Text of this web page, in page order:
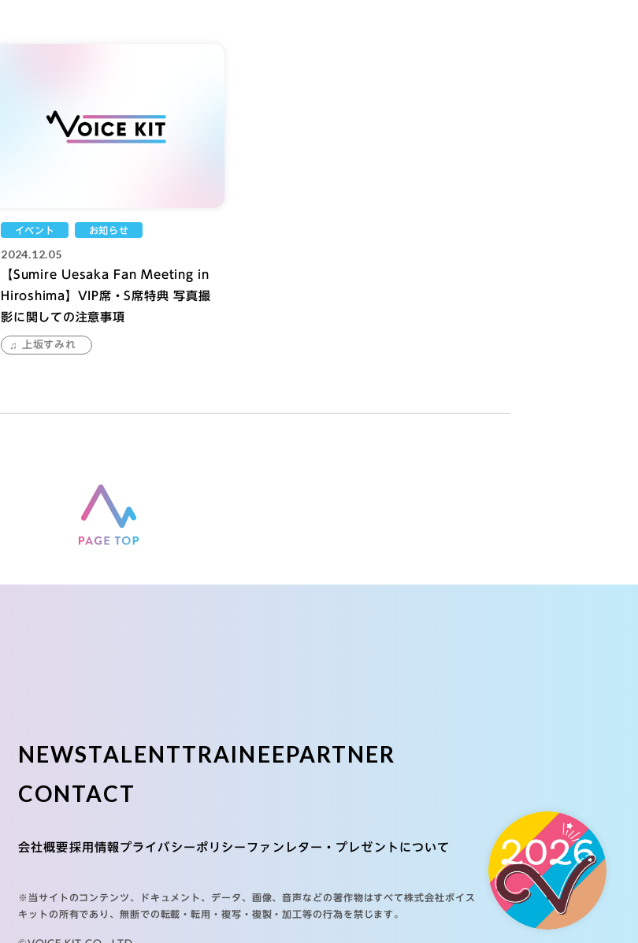
イベント お知らせ
2024.12.05
【Sumire Uesaka Fan Meeting in
Hiroshima】VIP席・S席特典 写真撮
影に関しての注意事項
上坂すみれ
NEWSTALENTTRAINEEPARTNER
CONTACT
会社概要採用情報プライバシーポリシー ファンレター・プレゼントについて
※当サイトのコンテンツ、ドキュメント、データ、画像、音声などの著作物はすべて株式会社ボイス
キットの所有であり、無断での転載・転用・複写・複製・加工等の行為を禁じます。